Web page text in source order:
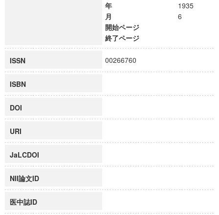
年
1935
月
6
開始ページ
終了ページ
ISSN 00266760
ISBN
DOI
URI
JaLCDOI
NII論文ID
医中誌ID